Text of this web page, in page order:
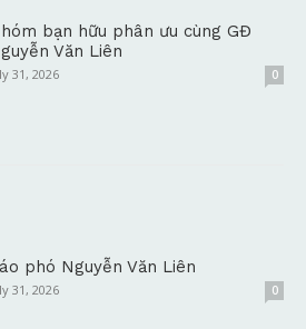
bạn hữu phân ưu cùng GĐ
Văn Liên
31, 2026 0
phó Nguyễn Văn Liên
31, 2026 0